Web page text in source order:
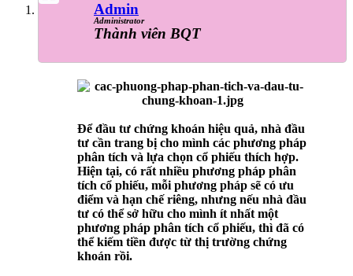
Admin
Administrator
Thành viên BQT
Để đầu tư chứng khoán hiệu quả, nhà đầu
tư cần trang bị cho mình các phương pháp
phân tích và lựa chọn cổ phiếu thích hợp.
Hiện tại, có rất nhiều phương pháp phân
tích cổ phiếu, mỗi phương pháp sẽ có ưu
điểm và hạn chế riêng, nhưng nếu nhà đầu
tư có thể sở hữu cho mình ít nhất một
phương pháp phân tích cổ phiếu, thì đã có
thể kiếm tiền được từ thị trường chứng
khoán rồi.